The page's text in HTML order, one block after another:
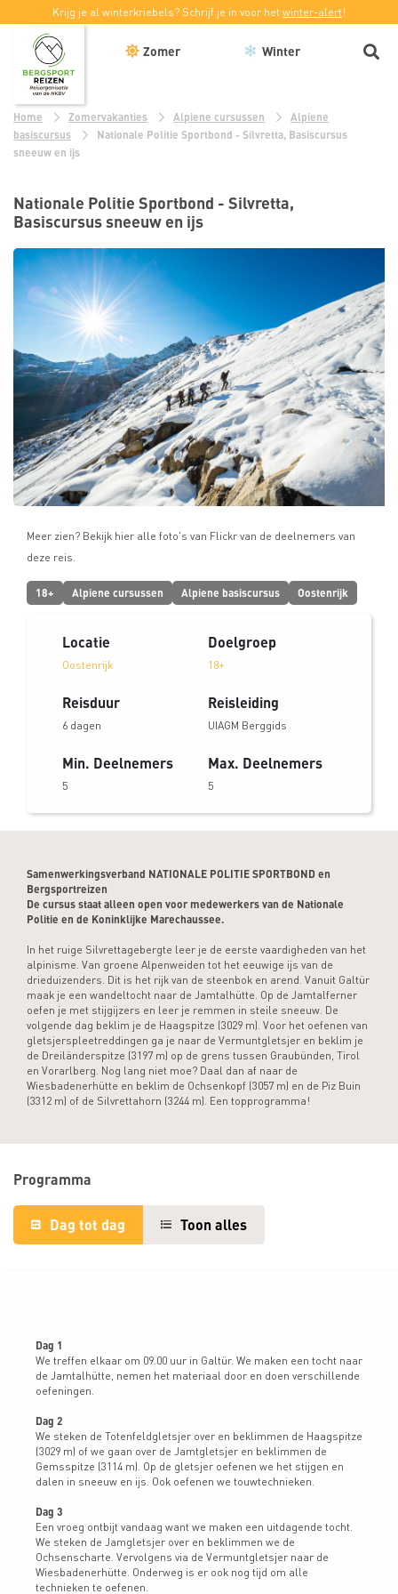
Krijg je al winterkriebels? Schrijf je in voor het winter-alert!
Zomer Winter
Home Zomervakanties Alpiene cursussen
Alpiene
basiscursus
Nationale Politie Sportbond - Silvretta, Basiscursus
sneeuw en ijs
Nationale Politie Sportbond - Silvretta,
Basiscursus sneeuw en ijs
Meer zien? Bekijk hier alle foto's van Flickr van de deelnemers van
deze reis.
18+ Alpiene cursussen Alpiene basiscursus Oostenrijk
Locatie
Oostenrijk
Doelgroep
18+
Reisduur
6 dagen
Reisleiding
UIAGM Berggids
Min. Deelnemers
5
Max. Deelnemers
5
Samenwerkingsverband NATIONALE POLITIE SPORTBOND en
Bergsportreizen
De cursus staat alleen open voor medewerkers van de Nationale
Politie en de Koninklijke Marechaussee.
In het ruige Silvrettagebergte leer je de eerste vaardigheden van het
alpinisme. Van groene Alpenweiden tot het eeuwige ijs van de
drieduizenders. Dit is het rijk van de steenbok en arend. Vanuit Galtür
maak je een wandeltocht naar de Jamtalhütte. Op de Jamtalferner
oefen je met stijgijzers en leer je remmen in steile sneeuw. De
volgende dag beklim je de Haagspitze (3029 m). Voor het oefenen van
gletsjerspleetreddingen ga je naar de Vermuntgletsjer en beklim je
de Dreiländerspitze (3197 m) op de grens tussen Graubünden, Tirol
en Vorarlberg. Nog lang niet moe? Daal dan af naar de
Wiesbadenerhütte en beklim de Ochsenkopf (3057 m) en de Piz Buin
(3312 m) of de Silvrettahorn (3244 m). Een topprogramma!
Programma
Dag tot dag Toon alles
Dag 1
We treffen elkaar om 09.00 uur in Galtür. We maken een tocht naar
de Jamtalhütte, nemen het materiaal door en doen verschillende
oefeningen.
Dag 2
We steken de Totenfeldgletsjer over en beklimmen de Haagspitze
(3029 m) of we gaan over de Jamtgletsjer en beklimmen de
Gemsspitze (3114 m). Op de gletsjer oefenen we het stijgen en
dalen in sneeuw en ijs. Ook oefenen we touwtechnieken.
Dag 3
Een vroeg ontbijt vandaag want we maken een uitdagende tocht.
We steken de Jamgletsjer over en beklimmen we de
Ochsenscharte. Vervolgens via de Vermuntgletsjer naar de
Wiesbadenerhütte. Onderweg is er ook nog tijd om alle
technieken te oefenen.